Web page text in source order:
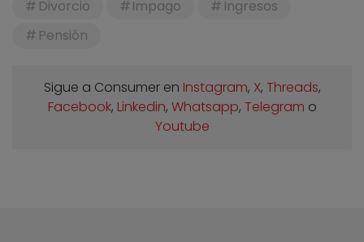
Divorcio Impago
Ingresos
Pensión
Sigue a Consumer en Instagram, X, Threads,
Facebook, Linkedin, Whatsapp, Telegram o
Youtube